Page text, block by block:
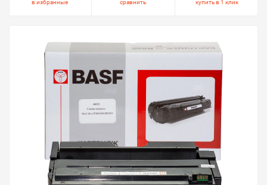
в избранные сравнить купить в 1 клик